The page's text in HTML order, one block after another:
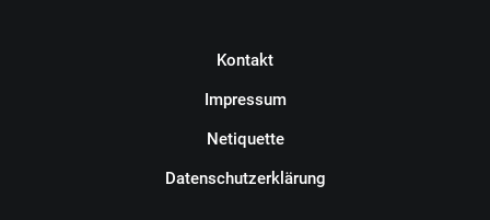
Kontakt
Impressum
Netiquette
Datenschutzerklärung